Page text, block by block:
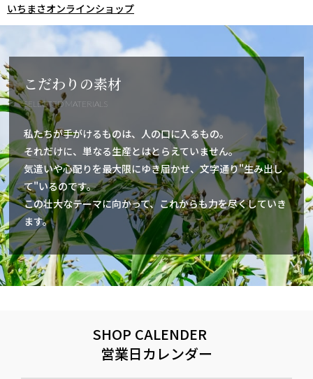
いちまさオンラインショップ
こだわりの素材
SELECTED MATERIALS
私たちが手がけるものは、人の口に入るもの。
それだけに、単なる生産とはとらえていません。
気遣いや心配りを最大限にゆき届かせ、文字通り"生み出し
て"いるのです。
この壮大なテーマに向かって、これからも力を尽くしていき
ます。
SHOP CALENDER
営業日カレンダー